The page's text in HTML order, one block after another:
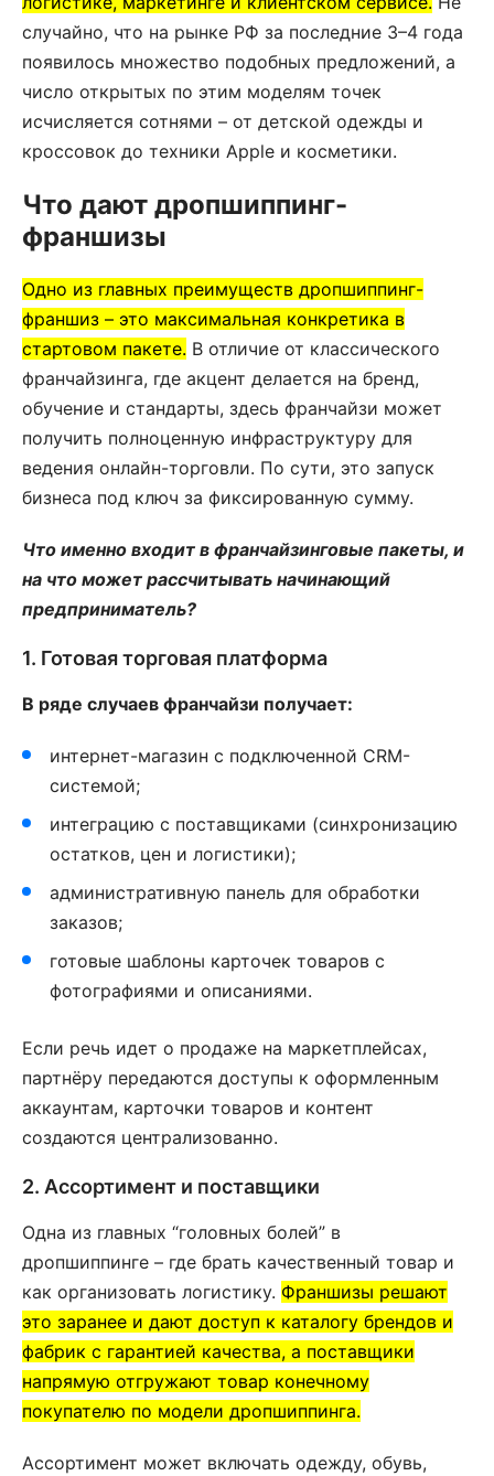
случайно, что на рынке РФ за последние 3–4 года
появилось множество подобных предложений, а
число открытых по этим моделям точек
исчисляется сотнями – от детской одежды и
кроссовок до техники Apple и косметики.
Что дают дропшиппинг-
франшизы
Одно из главных преимуществ дропшиппинг-
франшиз – это максимальная конкретика в
стартовом пакете. В отличие от классического
франчайзинга, где акцент делается на бренд,
обучение и стандарты, здесь франчайзи может
получить полноценную инфраструктуру для
ведения онлайн-торговли. По сути, это запуск
бизнеса под ключ за фиксированную сумму.
Что именно входит в франчайзинговые пакеты, и
на что может рассчитывать начинающий
предприниматель?
1. Готовая торговая платформа
В ряде случаев франчайзи получает:
интернет-магазин с подключенной CRM-
системой;
интеграцию с поставщиками (синхронизацию
остатков, цен и логистики);
административную панель для обработки
заказов;
готовые шаблоны карточек товаров с
фотографиями и описаниями.
Если речь идет о продаже на маркетплейсах,
партнёру передаются доступы к оформленным
аккаунтам, карточки товаров и контент
создаются централизованно.
2. Ассортимент и поставщики
Одна из главных “головных болей” в
дропшиппинге – где брать качественный товар и
как организовать логистику. Франшизы решают
это заранее и дают доступ к каталогу брендов и
фабрик с гарантией качества, а поставщики
напрямую отгружают товар конечному
покупателю по модели дропшиппинга.
Ассортимент может включать одежду, обувь,